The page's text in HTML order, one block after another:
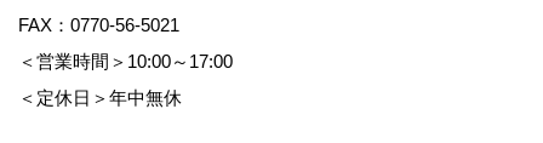
FAX：0770-56-5021
＜営業時間＞10:00～17:00
＜定休日＞年中無休